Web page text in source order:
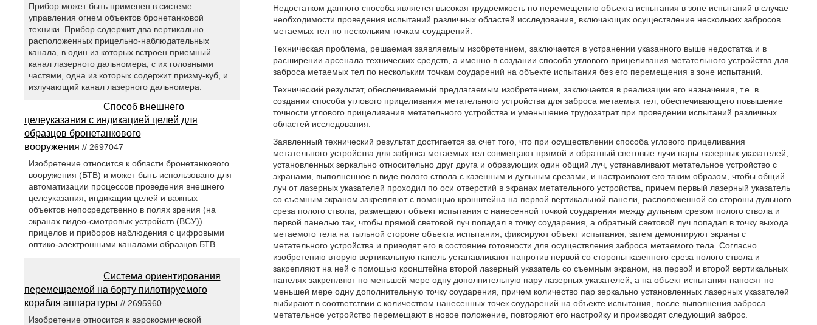
Недостатком данного способа является высокая трудоемкость по перемещению объекта испытания в зоне испытаний в случае
необходимости проведения испытаний различных областей исследования, включающих осуществление нескольких забросов
метаемых тел по нескольким точкам соударений.
Техническая проблема, решаемая заявляемым изобретением, заключается в устранении указанного выше недостатка и в
расширении арсенала технических средств, а именно в создании способа углового прицеливания метательного устройства для
заброса метаемых тел по нескольким точкам соударений на объекте испытания без его перемещения в зоне испытаний.
Технический результат, обеспечиваемый предлагаемым изобретением, заключается в реализации его назначения, т.е. в
создании способа углового прицеливания метательного устройства для заброса метаемых тел, обеспечивающего повышение
точности углового прицеливания метательного устройства и уменьшение трудозатрат при проведении испытаний различных
областей исследования.
Заявленный технический результат достигается за счет того, что при осуществлении способа углового прицеливания
метательного устройства для заброса метаемых тел совмещают прямой и обратный световые лучи пары лазерных указателей,
установленных зеркально относительно друг друга и образующих один общий луч, устанавливают метательное устройство с
экранами, выполненное в виде полого ствола с казенным и дульным срезами, и настраивают его таким образом, чтобы общий
луч от лазерных указателей проходил по оси отверстий в экранах метательного устройства, причем первый лазерный указатель
со съемным экраном закрепляют с помощью кронштейна на первой вертикальной панели, расположенной со стороны дульного
среза полого ствола, размещают объект испытания с нанесенной точкой соударения между дульным срезом полого ствола и
первой панелью так, чтобы прямой световой луч попадал в точку соударения, а обратный световой луч попадал в точку выхода
метаемого тела на тыльной стороне объекта испытания, фиксируют объект испытания, затем демонтируют экраны с
метательного устройства и приводят его в состояние готовности для осуществления заброса метаемого тела. Согласно
изобретению вторую вертикальную панель устанавливают напротив первой со стороны казенного среза полого ствола и
закрепляют на ней с помощью кронштейна второй лазерный указатель со съемным экраном, на первой и второй вертикальных
панелях закрепляют по меньшей мере одну дополнительную пару лазерных указателей, а на объект испытания наносят по
меньшей мере одну дополнительную точку соударения, причем количество пар зеркально установленных лазерных указателей
выбирают в соответствии с количеством нанесенных точек соударений на объекте испытания, после выполнения заброса
метательное устройство перемещают в новое положение, повторяют его настройку и производят следующий заброс.
Прибор может быть применен в системе
управления огнем объектов бронетанковой
техники. Прибор содержит два вертикально
расположенных прицельно-наблюдательных
канала, в один из которых встроен приемный
канал лазерного дальномера, с их головными
частями, одна из которых содержит призму-куб, и
излучающий канал лазерного дальномера.
Способ внешнего
целеуказания с индикацией целей для
образцов бронетанкового
вооружения // 2697047
Изобретение относится к области бронетанкового
вооружения (БТВ) и может быть использовано для
автоматизации процессов проведения внешнего
целеуказания, индикации целей и важных
объектов непосредственно в полях зрения (на
экранах видео-смотровых устройств (ВСУ))
прицелов и приборов наблюдения с цифровыми
оптико-электронными каналами образцов БТВ.
Система ориентирования
перемещаемой на борту пилотируемого
корабля аппаратуры // 2695960
Изобретение относится к аэрокосмической